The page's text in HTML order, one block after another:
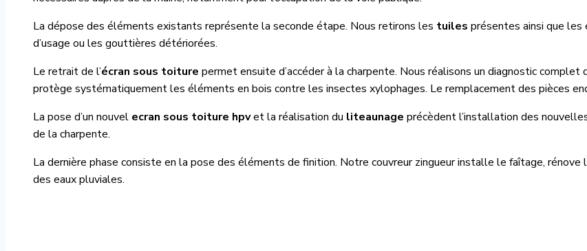
La dépose des éléments existants représente la seconde étape. Nous retirons les tuiles présentes ainsi que
d’usage ou les gouttières détériorées.
Le retrait de l’écran sous toiture permet ensuite d’accéder à la charpente. Nous réalisons un diagnostic complet
protège systématiquement les éléments en bois contre les insectes xylophages. Le remplacement des pièces
La pose d’un nouvel ecran sous toiture hpvet la réalisation du liteaunage précèdent l’installation des
de la charpente.
La dernière phase consiste en la pose des éléments de finition. Notre couvreur zingueur installe le faîtage,
des eaux pluviales.